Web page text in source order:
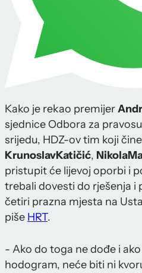
Kako je rekao premijer
sjednice Odbora za
srijedu, HDZ-ov tim koji čine
KrunoslavKatičić, Nikola
pristupit će lijevoj oporbi i
trebali dovesti do rješenja i
četiri prazna mjesta na
piše HRT.
- Ako do toga ne dođe i
hodogram, neće biti ni